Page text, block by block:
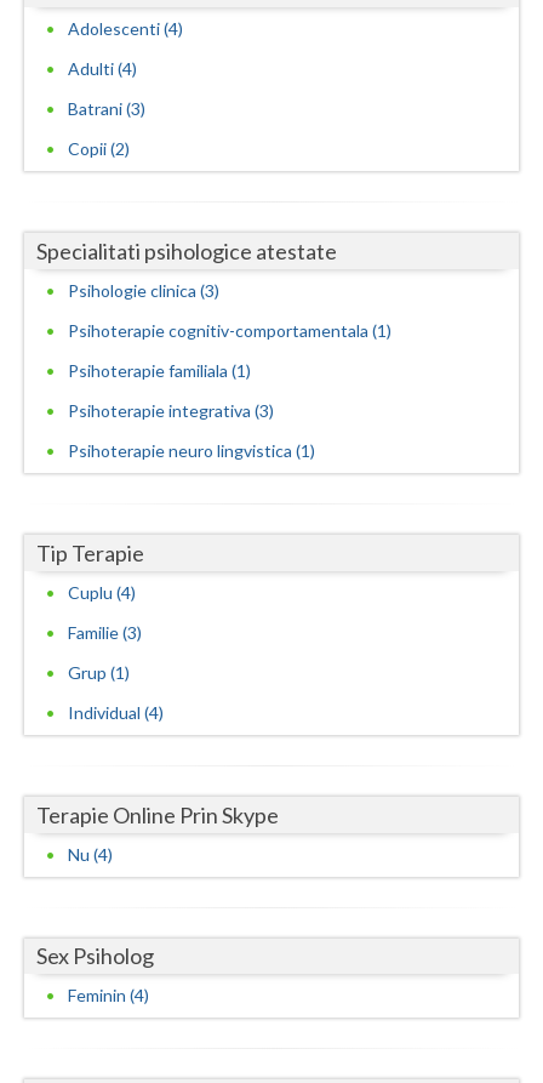
Adolescenti (4)
Adulti (4)
Batrani (3)
Copii (2)
Specialitati psihologice atestate
Psihologie clinica (3)
Psihoterapie cognitiv-comportamentala (1)
Psihoterapie familiala (1)
Psihoterapie integrativa (3)
Psihoterapie neuro lingvistica (1)
Tip Terapie
Cuplu (4)
Familie (3)
Grup (1)
Individual (4)
Terapie Online Prin Skype
Nu (4)
Sex Psiholog
Feminin (4)